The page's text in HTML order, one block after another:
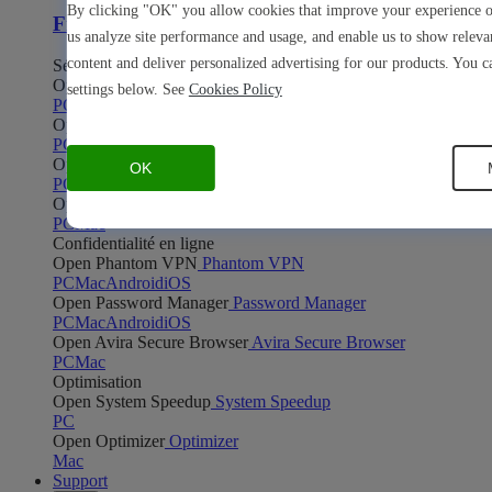
Free Security
Sécurité de l’appareil
Open Antivirus Antivirus
PC
Open Software Updater
PC
Open Safe Shopping
PC
Open Avira Browser Safety
PCMac
Confidentialité en ligne
Open Phantom VPN Phantom VPN
PCMacAndroidiOS
Open Password Manager Password Manager
PCMacAndroidiOS
Open Avira Secure Browser Avira Secure Browser
PCMac
Optimisation
Open System Speedup System Speedup
PC
Open Optimizer Optimizer
Mac
Support
By clicking "OK" you allow cookies that improve your experience
us analyze site performance and usage, and enable us to show
content and deliver personalized advertising for our products. You
settings below. See Cookies Policy
OK